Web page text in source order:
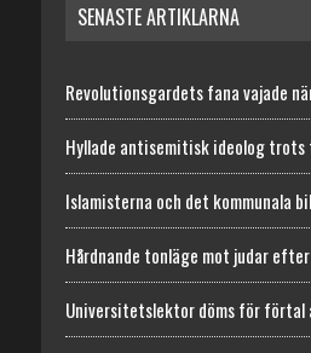
SENASTE ARTIKLARNA
Revolutionsgardets fana vajade
Hyllade antisemitisk ideolog
Islamisterna och det kommunala
Hårdnande tonläge mot judar
Universitetslektor döms för förtal